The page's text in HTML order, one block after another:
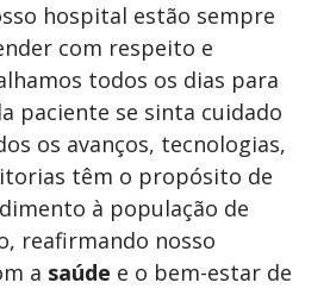
hospital estão sempre
com respeito e
todos os dias para
paciente se sinta cuidado
os avanços, tecnologias,
têm o propósito de
à população de
reafirmando nosso
a saúde e o bem-estar de